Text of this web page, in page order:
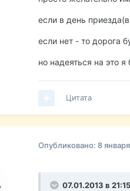
если в день
если нет - то дорога
но надеяться на это я
Цитата
Опубликовано: 8
07.01.2013 в